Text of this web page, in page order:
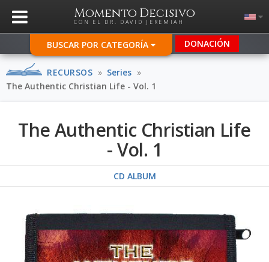
Momento Decisivo
CON EL DR. DAVID JEREMIAH
BUSCAR POR CATEGORÍA DONACIÓN
RECURSOS » Series »
The Authentic Christian Life - Vol. 1
The Authentic Christian Life
- Vol. 1
CD ALBUM